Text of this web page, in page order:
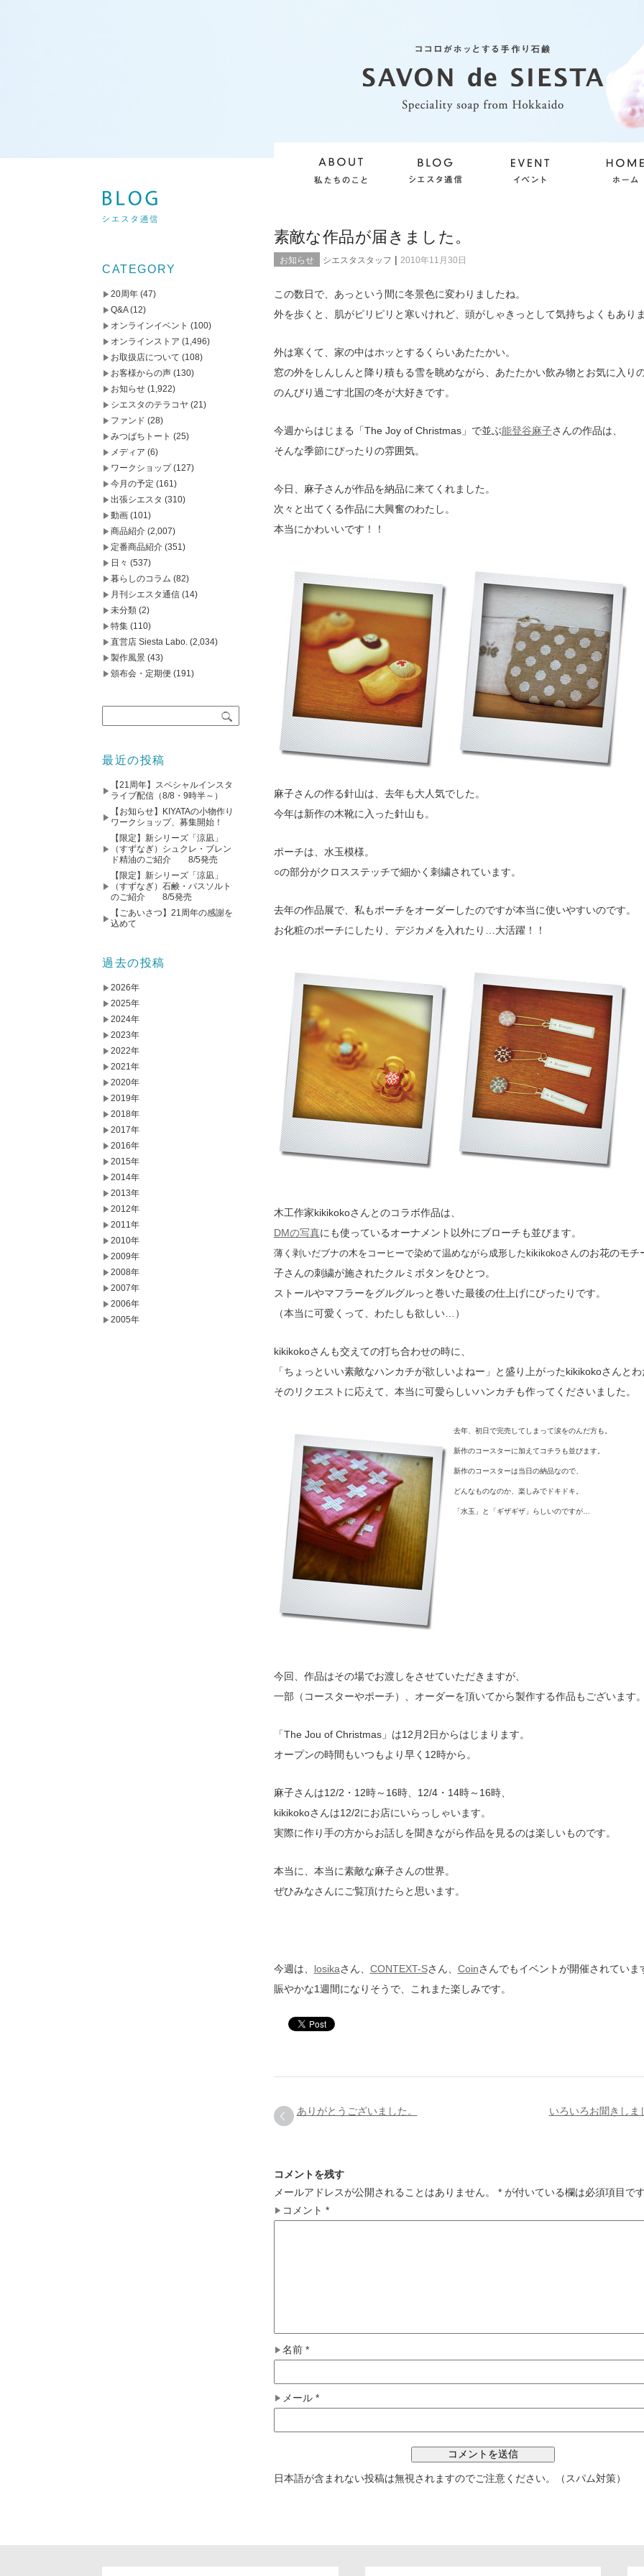
素敵な作品が届きました。
お知らせ シエスタスタッフ | 2010年11月30日
この数日で、あっという間に冬景色に変わりましたね。
外を歩くと、肌がピリピリと寒いけれど、頭がしゃきっとして気持ちよくもあり
外は寒くて、家の中はホッとするくらいあたたかい。
窓の外をしんしんと降り積もる雪を眺めながら、あたたかい飲み物とお気に入り
のんびり過ごす北国の冬が大好きです。
今週からはじまる「The Joy of Christmas」で並ぶ能登谷麻子さんの作品は、
そんな季節にぴったりの雰囲気。
今日、麻子さんが作品を納品に来てくれました。
次々と出てくる作品に大興奮のわたし。
本当にかわいいです！！
麻子さんの作る針山は、去年も大人気でした。
今年は新作の木靴に入った針山も。
ポーチは、水玉模様。
○の部分がクロスステッチで細かく刺繍されています。
去年の作品展で、私もポーチをオーダーしたのですが本当に使いやすいのです。
お化粧のポーチにしたり、デジカメを入れたり…大活躍！！
木工作家kikikokoさんとのコラボ作品は、
DMの写真にも使っているオーナメント以外にブローチも並びます。
薄く剥いだブナの木をコーヒーで染めて温めながら成形したkikikokoさんのお花のモチ
子さんの刺繍が施されたクルミボタンをひとつ。
ストールやマフラーをグルグルっと巻いた最後の仕上げにぴったりです。
（本当に可愛くって、わたしも欲しい…）
kikikokoさんも交えての打ち合わせの時に、
「ちょっといい素敵なハンカチが欲しいよねー」と盛り上がったkikikokoさんと
そのリクエストに応えて、本当に可愛らしいハンカチも作ってくださいました。
去年、初日で完売してしまって涙をのんだ方も。
新作のコースターに加えてコチラも並びます。
新作のコースターは当日の納品なので、
どんなものなのか、楽しみでドキドキ。
「水玉」と「ギザギザ」らしいのですが…
今回、作品はその場でお渡しをさせていただきますが、
一部（コースターやポーチ）、オーダーを頂いてから製作する作品もございます
「The Jou of Christmas」は12月2日からはじまります。
オープンの時間もいつもより早く12時から。
麻子さんは12/2・12時～16時、12/4・14時～16時、
kikikokoさんは12/2にお店にいらっしゃいます。
実際に作り手の方からお話しを聞きながら作品を見るのは楽しいものです。
本当に、本当に素敵な麻子さんの世界。
ぜひみなさんにご覧頂けたらと思います。
今週は、 losikaさん、 CONTEXT-Sさん、 Coinさんでもイベントが開催されていま
賑やかな1週間になりそうで、これまた楽しみです。
ありがとうございました。 いろいろお聞きしま
コメントを残す
メールアドレスが公開されることはありません。
*が付いている欄は必須項目で
コメント *
名前 *
メール *
日本語が含まれない投稿は無視されますのでご注意ください。（スパム対策）
CATEGORY
20周年 (47)
Q&A(12)
オンラインイベント (100)
オンラインストア (1,496)
お取扱店について (108)
お客様からの声 (130)
お知らせ (1,922)
シエスタのテラコヤ (21)
ファンド (28)
みつばちトート (25)
メディア (6)
ワークショップ(127)
今月の予定 (161)
出張シエスタ (310)
動画 (101)
商品紹介 (2,007)
定番商品紹介 (351)
日々 (537)
暮らしのコラム (82)
月刊シエスタ通信 (14)
未分類 (2)
特集 (110)
直営店 Siesta Labo. (2,034)
製作風景 (43)
頒布会・定期便 (191)
最近の投稿
【21周年】スペシャルインスタ
ライブ配信（8/8・9時半～）
【お知らせ】KIYATAの小物作り
ワークショップ、募集開始！
【限定】新シリーズ「涼凪」
（すずなぎ）シュクレ・ブレン
ド精油のご紹介 8/5発売
【限定】新シリーズ「涼凪」
（すずなぎ）石鹸・バスソルト
のご紹介 8/5発売
【ごあいさつ】21周年の感謝を
込めて
過去の投稿
2026年
2025年
2024年
2023年
2022年
2021年
2020年
2019年
2018年
2017年
2016年
2015年
2014年
2013年
2012年
2011年
2010年
2009年
2008年
2007年
2006年
2005年